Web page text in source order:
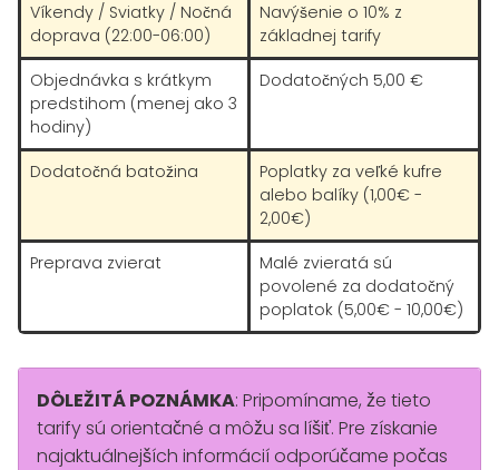
Víkendy / Sviatky / Nočná
doprava (22:00-06:00)
Navýšenie o 10% z
základnej tarify
Objednávka s krátkym
predstihom (menej ako 3
hodiny)
Dodatočných 5,00 €
Dodatočná batožina
Poplatky za veľké kufre
alebo balíky (1,00€ -
2,00€)
Preprava zvierat
Malé zvieratá sú
povolené za dodatočný
poplatok (5,00€ - 10,00€)
DÔLEŽITÁ POZNÁMKA: Pripomíname, že tieto
tarify sú orientačné a môžu sa líšiť. Pre získanie
najaktuálnejších informácií odporúčame počas